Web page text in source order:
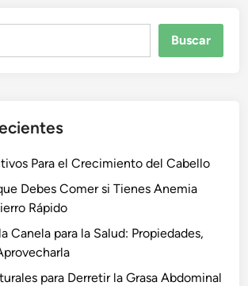
Buscar
Para el Crecimiento del Cabello
Debes Comer si Tienes Anemia
Rápido
Canela para la Salud: Propiedades,
para Derretir la Grasa Abdominal